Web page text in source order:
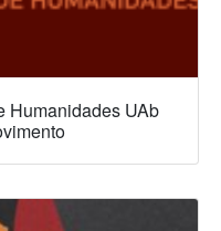
Humanidades UAb